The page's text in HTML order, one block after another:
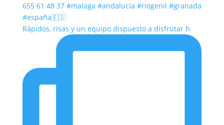
Rápidos, risas y un equipo dispuesto a disfrutar h